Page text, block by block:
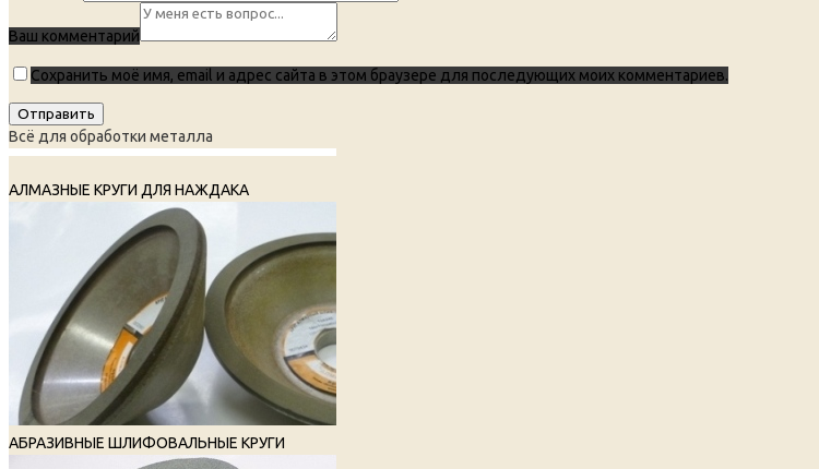
Ваш комментарий
Сохранить моё имя, email и адрес сайта в этом браузере для последующих моих комментариев.
Всё для обработки металла
АЛМАЗНЫЕ КРУГИ ДЛЯ НАЖДАКА
АБРАЗИВНЫЕ ШЛИФОВАЛЬНЫЕ КРУГИ